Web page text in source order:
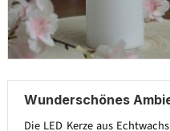
Wunderschönes
Die LED Kerze aus